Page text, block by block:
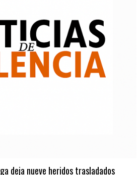
deja nueve heridos trasladados